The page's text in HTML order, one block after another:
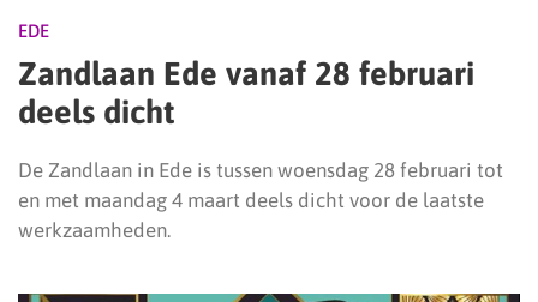
EDE
Zandlaan Ede vanaf 28 februari
deels dicht
De Zandlaan in Ede is tussen woensdag 28 februari tot
en met maandag 4 maart deels dicht voor de laatste
werkzaamheden.